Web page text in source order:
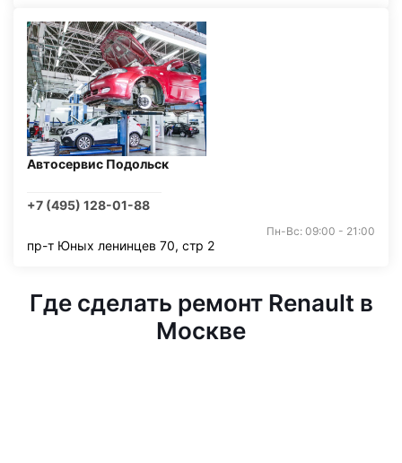
Автосервис Подольск
+7 (495) 128-01-88
Пн-Вс: 09:00 - 21:00
пр-т Юных ленинцев 70, стр 2
Где сделать ремонт Renault в
Москве